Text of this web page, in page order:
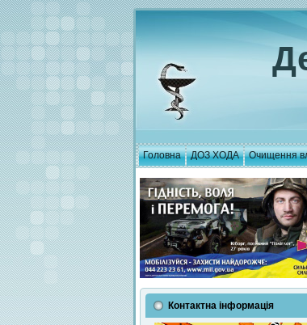
Головна ДОЗ ХОДА Очищення
Контактна інформація